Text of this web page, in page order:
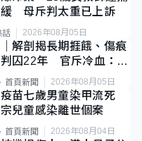
緩 母斥判太重已上訴
話 2026年08月05日
解剖揭長期捱餓、傷痕
囚22年 官斥冷血：同
首頁新聞 2026年08月05日
苗七歲男童染甲流死
兒童感染離世個案
首頁新聞 2026年08月04日